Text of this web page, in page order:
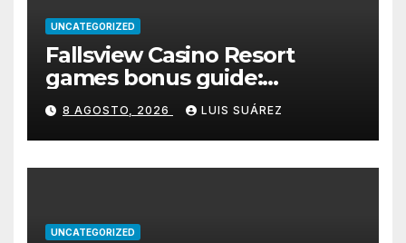
UNCATEGORIZED
Fallsview Casino Resort
games bonus guide:
welcome match, free spins &
wagering requirements
8 AGOSTO, 2026 LUIS SUÁREZ
UNCATEGORIZED